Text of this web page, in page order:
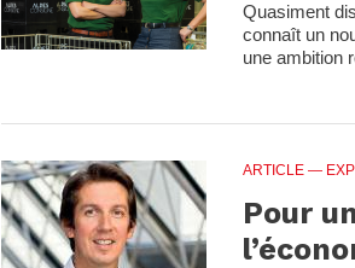
Quasiment
connaît un
une ambition
ARTICLE —
Pour